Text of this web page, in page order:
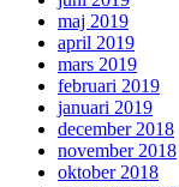
maj 2019
april 2019
mars 2019
februari 2019
januari 2019
december 2018
november 2018
oktober 2018